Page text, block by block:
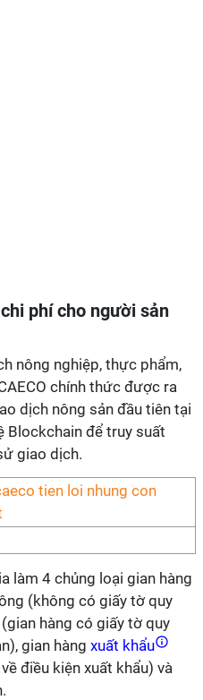
phí cho người sản
nông nghiệp, thực phẩm,
chính thức được ra
dịch nông sản đầu tiên tại
Blockchain để truy suất
giao dịch.
làm 4 chủng loại gian hàng
(không có giấy tờ quy
hàng có giấy tờ quy
gian hàng xuất khẩu
điều kiện xuất khẩu) và